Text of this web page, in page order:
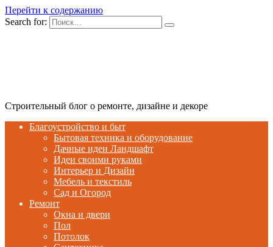
Перейти к содержанию
Search for:
Строительный блог о ремонте, дизайне и декоре
Благоустройство и быт
Бытовая техника и оборудование
Дачные идеи Ландшафт
Идеи своими руками
Интерьер и Дизайн
Мебель и текстиль
Сад и Огород
Ремонт
Окна и двери
Пол
Потолок